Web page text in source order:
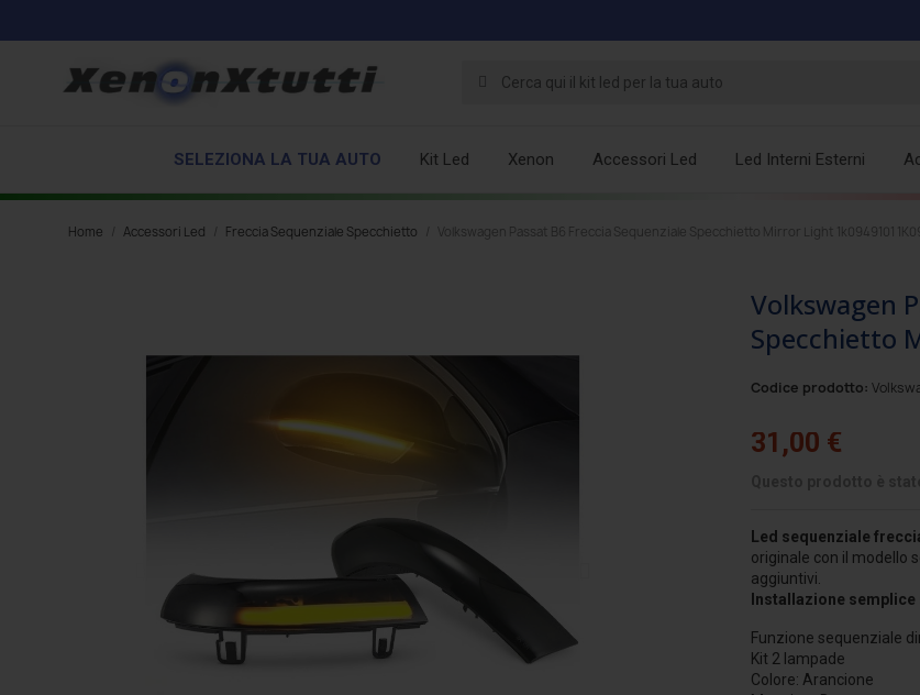
SELEZIONA LA TUA AUTO Kit Led Xenon Accessori Led Led Interni Esterni
Home Accessori Led Freccia Sequenziale Specchietto Volkswagen Passat B6 Freccia Sequenziale Specchietto Mirror Light 1k0949101
Volkswagen
Specchietto
Codice prodotto:
31,00 €
Led sequenziale
originale con il modello
aggiuntivi.
Installazione semplice
Funzione sequenziale
Kit 2 lampade
Colore: Arancione